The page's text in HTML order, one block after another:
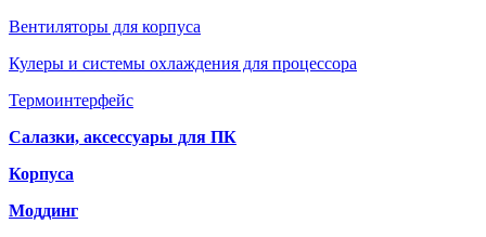
Вентиляторы для корпуса
Кулеры и системы охлаждения для процессора
Термоинтерфейс
Салазки, аксессуары для ПК
Корпуса
Моддинг